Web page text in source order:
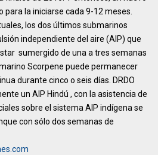
la iniciarse cada 9-12 meses.
los dos últimos submarinos
independiente del aire (AIP) que
sumergido de una a tres semanas
Scorpene puede permanecer
durante cinco o seis días. DRDO
un AIP Hindú , con la asistencia de
sobre el sistema AIP indígena se
con sólo dos semanas de